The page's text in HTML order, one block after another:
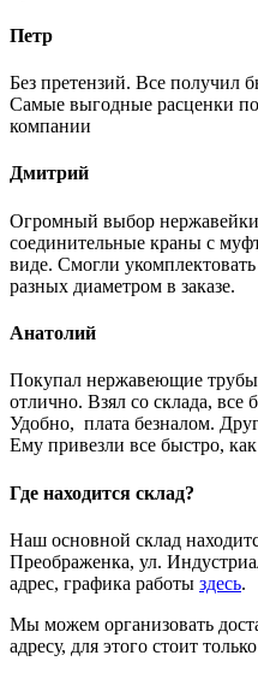
Петр
Без претензий. Все получил
Самые выгодные расценки
компании
Дмитрий
Огромный выбор
соединительные краны с
виде. Смогли
разных диаметром в заказе.
Анатолий
Покупал нержавеющие трубы
отлично. Взял со склада,
Удобно, плата безналом.
Ему привезли все быстро,
Где находится склад?
Наш основной склад
Преображенка, ул.
адрес, графика работы здесь.
Мы можем организовать
адресу, для этого стоит